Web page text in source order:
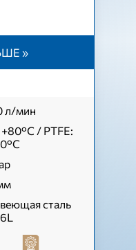
»
л/мин
/ PTFE:
сталь